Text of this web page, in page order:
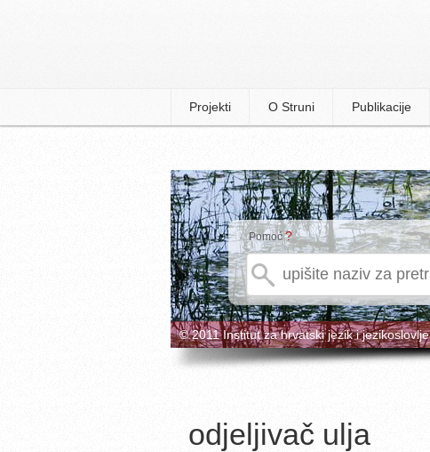
Projekti O Struni Publikacije
Pomoć?
© 2011 Institut za hrvatski jezik i jezikoslovlje
odjeljivač ulja